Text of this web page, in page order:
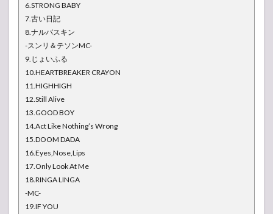
6.STRONG BABY
7.古い日記
8.ナルバスキン
-スンリ＆テソンMC-
9.じょいふる
10.HEARTBREAKER CRAYON
11.HIGHHIGH
12.Still Alive
13.GOOD BOY
14.Act Like Nothing’s Wrong
15.DOOM DADA
16.Eyes,Nose,Lips
17.Only Look At Me
18.RINGA LINGA
-MC-
19.IF YOU